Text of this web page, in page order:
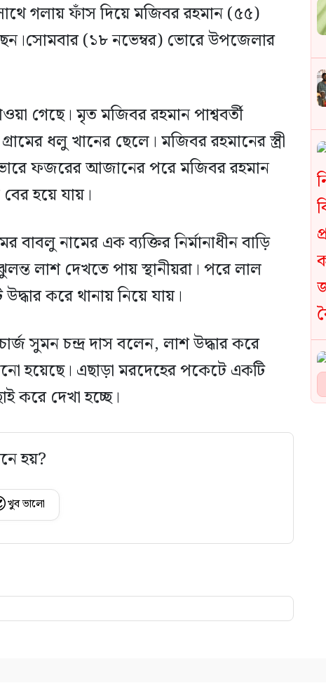
গলায় ফাঁস দিয়ে মজিবর রহমান (৫৫)
(১৮ নভেম্বর) ভোরে উপজেলার
গেছে। মৃত মজিবর রহমান পাশ্ববর্তী
ধলু খানের ছেলে। মজিবর রহমানের স্ত্রী
ভোরে ফজরের আজানের পরে মজিবর রহমান
হয়ে যায়।
নামের এক ব্যক্তির নির্মানাধীন বাড়ি
লাশ দেখতে পায় স্থানীয়রা। পরে লাল
করে থানায় নিয়ে যায়।
সুমন চন্দ্র দাস বলেন, লাশ উদ্ধার করে
হয়েছে। এছাড়া মরদেহের পকেটে একটি
করে দেখা হচ্ছে।
হয়?
খুব ভালো